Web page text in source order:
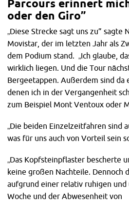
Parcours erinnert
oder den Giro”
„Diese Strecke sagt uns zu” sagte
Movistar, der im letzten Jahr als
dem Podium stand. „Ich glaube,
wirklich liegen. Und die Tour
Bergeetappen. Außerdem sind da
denen ich in der Vergangenheit
zum Beispiel Mont Ventoux oder
„Die beiden Einzelzeitfahren sind
was für uns auch von Vorteil sein
„Das Kopfsteinpflaster bescherte
keine großen Nachteile. Dennoch
aufgrund einer relativ ruhigen
Woche und der Abwesenheit von